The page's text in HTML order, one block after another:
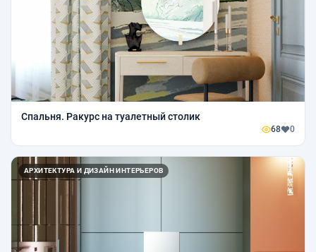
Спальня. Ракурс на туалетный столик
68 0
АРХИТЕКТУРА И ДИЗАЙН ИНТЕРЬЕРОВ